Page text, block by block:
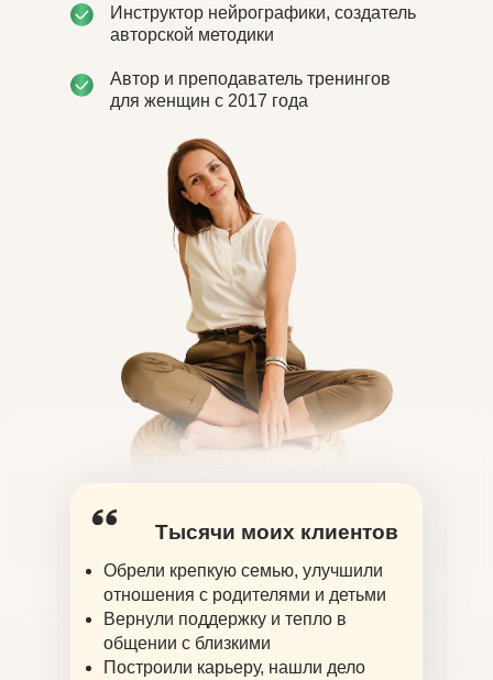
Инструктор нейрографики, создатель
авторской методики
Автор и преподаватель тренингов
для женщин с 2017 года
Тысячи моих клиентов
Обрели крепкую семью, улучшили
отношения с родителями и детьми
Вернули поддержку и тепло в
общении с близкими
Построили карьеру, нашли дело